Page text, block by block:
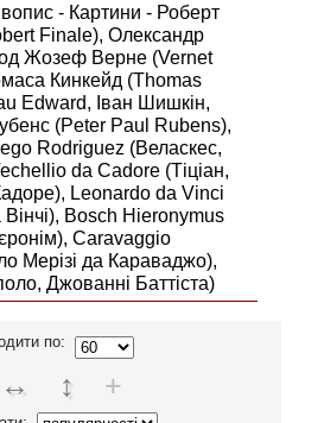
- Картини - Роберт
Finale), Олександр
Жозеф Верне (Vernet
Кинкейд (Thomas
Edward, Іван Шишкін,
(Peter Paul Rubens),
Rodriguez (Веласкес,
da Cadore (Тіціан,
Leonardo da Vinci
Bosch Hieronymus
Caravaggio
Мерізі да Караваджо),
Джованні Баттіста)
по:
↔ ↕ +